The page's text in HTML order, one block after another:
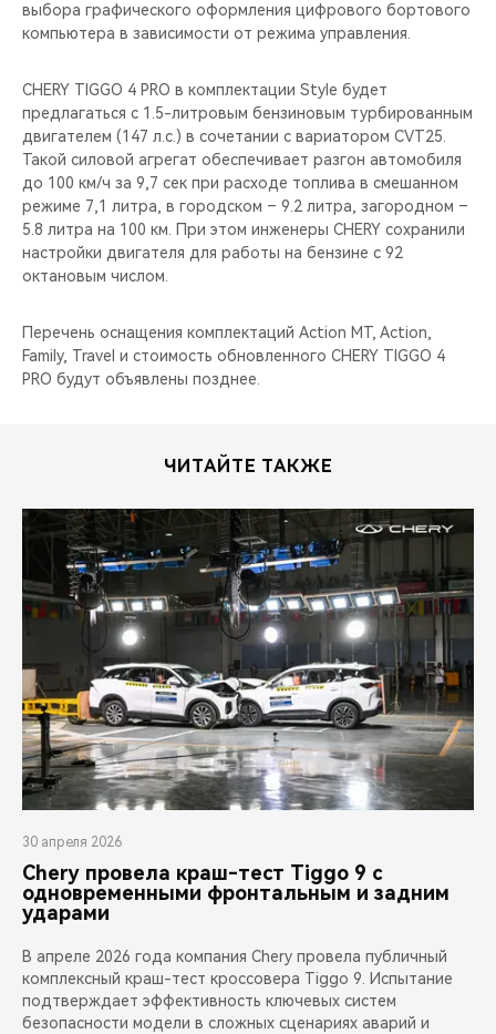
выбора графического оформления цифрового бортового
компьютера в зависимости от режима управления.
CHERY TIGGO 4 PRO в комплектации Style будет
предлагаться с 1.5-литровым бензиновым турбированным
двигателем (147 л.с.) в сочетании с вариатором CVT25.
Такой силовой агрегат обеспечивает разгон автомобиля
до 100 км/ч за 9,7 сек при расходе топлива в смешанном
режиме 7,1 литра, в городском – 9.2 литра, загородном –
5.8 литра на 100 км. При этом инженеры CHERY сохранили
настройки двигателя для работы на бензине с 92
октановым числом.
Перечень оснащения комплектаций Action MT, Action,
Family, Travel и стоимость обновленного CHERY TIGGO 4
PRO будут объявлены позднее.
ЧИТАЙТЕ ТАКЖЕ
30 апреля 2026
Chery провела краш-тест Tiggo 9 с
одновременными фронтальным и задним
ударами
В апреле 2026 года компания Chery провела публичный
комплексный краш-тест кроссовера Tiggo 9. Испытание
подтверждает эффективность ключевых систем
безопасности модели в сложных сценариях аварий и